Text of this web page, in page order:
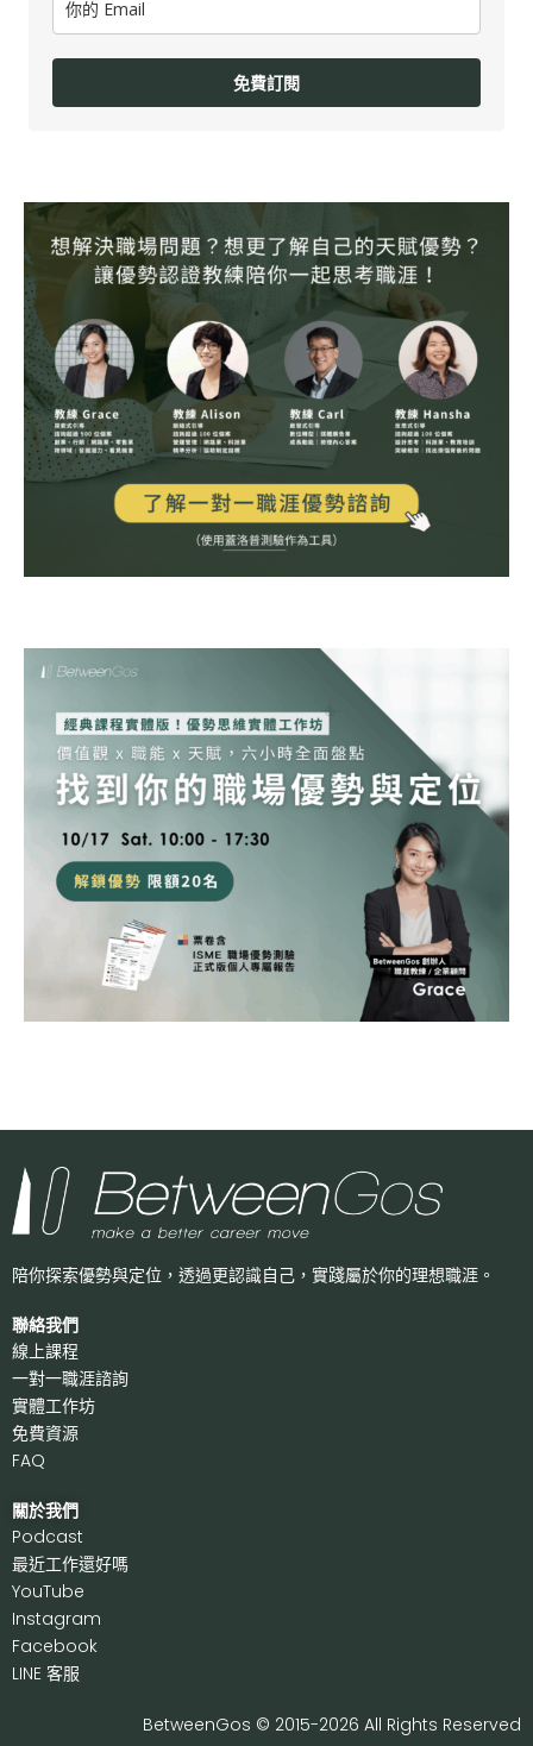
免費訂閱
陪你探索優勢與定位，透過更認識自己， 實踐屬於你的理想職涯。
聯絡我們
線上課程
一對一職涯諮詢
實體工作坊
免費資源
FAQ
關於我們
Podcast
最近工作還好嗎
YouTube
Instagram
Facebook
LINE 客服
BetweenGos © 2015-2026 All Rights Reserved